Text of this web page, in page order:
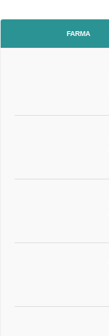
FARMA